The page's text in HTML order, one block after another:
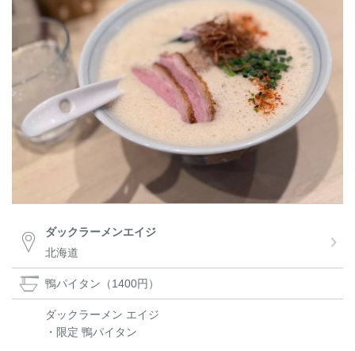
ダックラーメンエイジ
北海道
鴨パイタン（1400円）
ダックラーメン エイジ
・限定 鴨パイタン